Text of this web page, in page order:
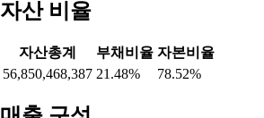
자산 비율
자산총계 부채비율 자본비율
56,850,468,387 21.48% 78.52%